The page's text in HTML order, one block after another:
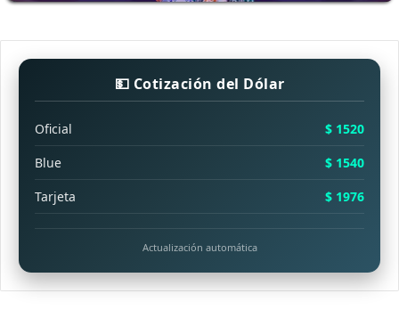
💵 Cotización del Dólar
Oficial
$ 1520
Blue
$ 1540
Tarjeta
$ 1976
Actualización automática